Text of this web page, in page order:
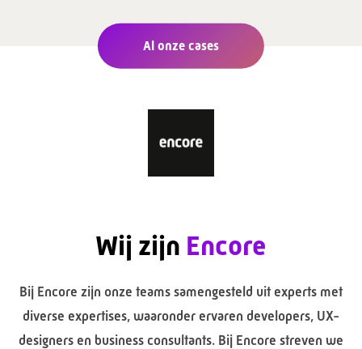
Al onze cases
Wij zijn Encore
Bij Encore zijn onze teams samengesteld uit experts met
diverse expertises, waaronder ervaren developers, UX-
designers en business consultants. Bij Encore streven we